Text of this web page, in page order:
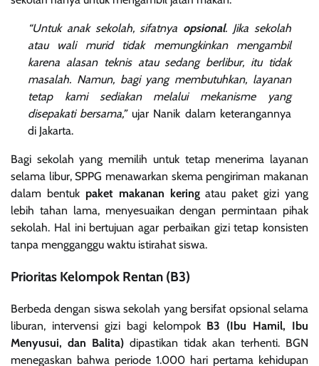
“Untuk anak sekolah, sifatnya opsional. Jika sekolah
atau wali murid tidak memungkinkan mengambil
karena alasan teknis atau sedang berlibur, itu tidak
masalah. Namun, bagi yang membutuhkan, layanan
tetap kami sediakan melalui mekanisme yang
disepakati bersama,”ujar Nanik dalam keterangannya
di Jakarta.
Bagi sekolah yang memilih untuk tetap menerima layanan
selama libur, SPPG menawarkan skema pengiriman makanan
dalam bentuk paket makanan keringatau paket gizi yang
lebih tahan lama, menyesuaikan dengan permintaan pihak
sekolah. Hal ini bertujuan agar perbaikan gizi tetap konsisten
tanpa mengganggu waktu istirahat siswa.
Prioritas Kelompok Rentan (B3)
Berbeda dengan siswa sekolah yang bersifat opsional selama
liburan, intervensi gizi bagi kelompok B3 (Ibu Hamil, Ibu
Menyusui, dan Balita) dipastikan tidak akan terhenti. BGN
menegaskan bahwa periode 1.000 hari pertama kehidupan